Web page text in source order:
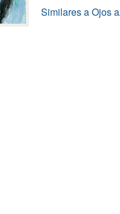
Similares a Ojos